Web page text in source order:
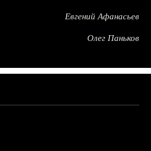
Евгений Афанасьев
Олег Паньков